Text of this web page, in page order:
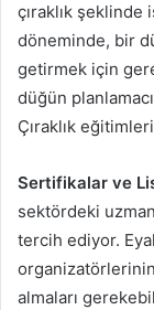
çıraklık şeklinde
döneminde, bir
getirmek için
düğün
Çıraklık
Sertifikalar ve
sektördeki
tercih ediyor.
almaları